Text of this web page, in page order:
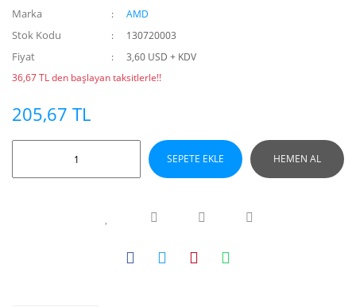
Marka AMD
Stok Kodu 130720003
Fiyat
3,60 USD + KDV
36,67 TL den başlayan taksitlerle!!
205,67 TL
SEPETE EKLE HEMEN AL